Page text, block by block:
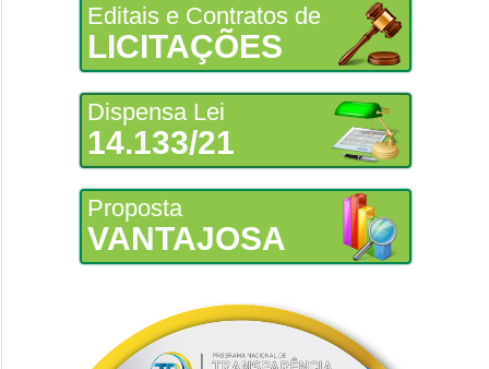
Editais e Contratos de
LICITAÇÕES
Dispensa Lei
14.133/21
Proposta
VANTAJOSA